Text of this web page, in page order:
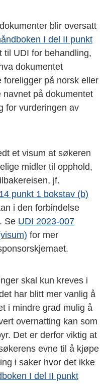
blir oversatt
I del II punkt
til UDI for behandling,
dokumentet
foreligger på norsk eller
på dokumentet
for vurderingen av
et visum at søkeren
midler til opphold,
jf.
punkt 1 bokstav (b)
i den forbindelse
Se UDI 2023-007
for mer
skal kun kreves i
har blitt mer vanlig å
i mindre grad mulig å
overnatting kan som
Det er derfor viktig at
evne til å kjøpe
i saker hvor det ikke
I del II punkt